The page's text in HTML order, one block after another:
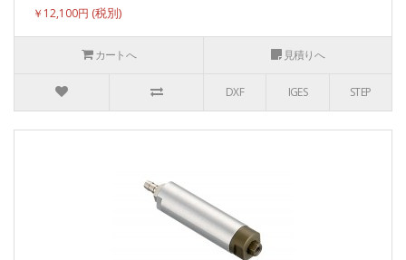
￥12,100円
カートへ 見積りへ
DXF IGES STEP